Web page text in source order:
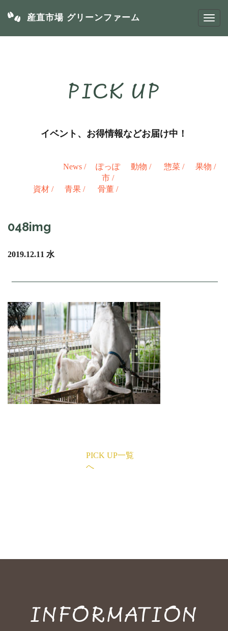
産直市場 グリーンファーム
PICK UP
イベント、お得情報などお届け中！
News /
ぽっぽ
市 /
動物 / 惣菜 / 果物 /
資材 / 青果 / 骨董 /
048img
2019.12.11 水
PICK UP一覧
へ
INFORMATION